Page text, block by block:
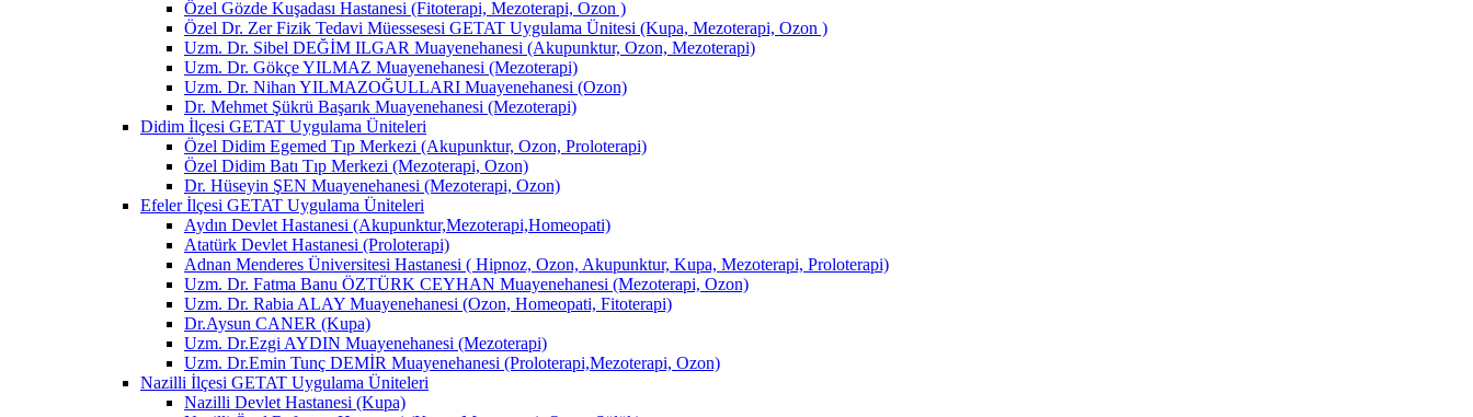
Özel Gözde Kuşadası Hastanesi (Fitoterapi, Mezoterapi, Ozon )
Özel Dr. Zer Fizik Tedavi Müessesesi GETAT Uygulama Ünitesi (Kupa, Mezoterapi, Ozon )
Uzm. Dr. Sibel DEĞİM ILGAR Muayenehanesi (Akupunktur, Ozon, Mezoterapi)
Uzm. Dr. Gökçe YILMAZ Muayenehanesi (Mezoterapi)
Uzm. Dr. Nihan YILMAZOĞULLARI Muayenehanesi (Ozon)
Dr. Mehmet Şükrü Başarık Muayenehanesi (Mezoterapi)
Didim İlçesi GETAT Uygulama Üniteleri
Özel Didim Egemed Tıp Merkezi (Akupunktur, Ozon, Proloterapi)
Özel Didim Batı Tıp Merkezi (Mezoterapi, Ozon)
Dr. Hüseyin ŞEN Muayenehanesi (Mezoterapi, Ozon)
Efeler İlçesi GETAT Uygulama Üniteleri
Aydın Devlet Hastanesi (Akupunktur,Mezoterapi,Homeopati)
Atatürk Devlet Hastanesi (Proloterapi)
Adnan Menderes Üniversitesi Hastanesi ( Hipnoz, Ozon, Akupunktur, Kupa, Mezoterapi, Proloterapi)
Uzm. Dr. Fatma Banu ÖZTÜRK CEYHAN Muayenehanesi (Mezoterapi, Ozon)
Uzm. Dr. Rabia ALAY Muayenehanesi (Ozon, Homeopati, Fitoterapi)
Dr.Aysun CANER (Kupa)
Uzm. Dr.Ezgi AYDIN Muayenehanesi (Mezoterapi)
Uzm. Dr.Emin Tunç DEMİR Muayenehanesi (Proloterapi,Mezoterapi, Ozon)
Nazilli İlçesi GETAT Uygulama Üniteleri
Nazilli Devlet Hastanesi (Kupa)